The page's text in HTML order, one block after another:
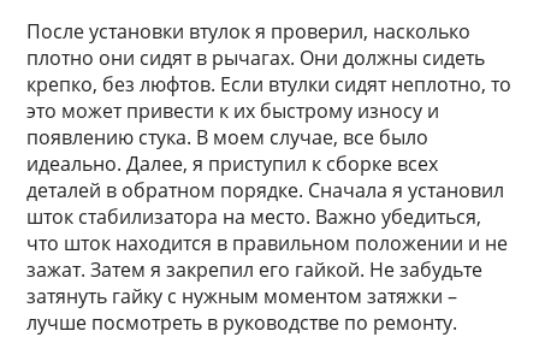
После установки втулок я проверил, насколько
плотно они сидят в рычагах. Они должны сидеть
крепко, без люфтов. Если втулки сидят неплотно, то
это может привести к их быстрому износу и
появлению стука. В моем случае, все было
идеально. Далее, я приступил к сборке всех
деталей в обратном порядке. Сначала я установил
шток стабилизатора на место. Важно убедиться,
что шток находится в правильном положении и не
зажат. Затем я закрепил его гайкой. Не забудьте
затянуть гайку с нужным моментом затяжки –
лучше посмотреть в руководстве по ремонту.